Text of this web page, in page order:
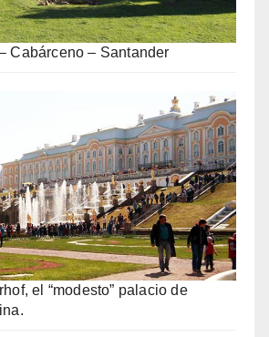
Cabárceno – Santander
el “modesto” palacio de